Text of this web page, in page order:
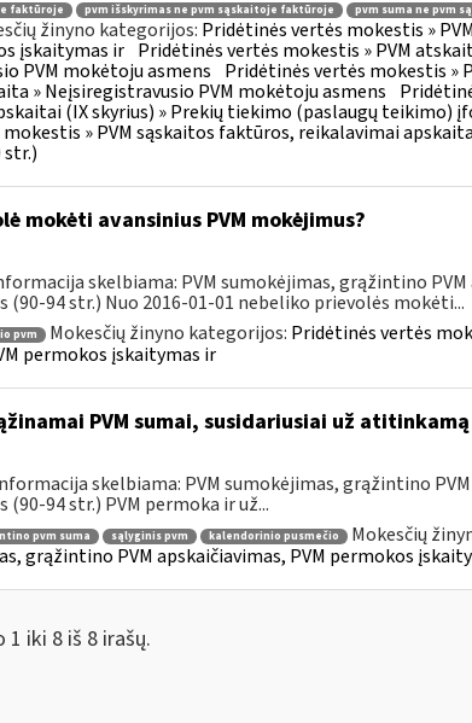
faktūroje pvm išskyrimas ne pvm sąskaitoje faktūroje
pvm suma ne pvm
žinyno kategorijos: Pridėtinės vertės mokestis »
įskaitymas ir Pridėtinės vertės mokestis » PVM
PVM mokėtoju asmens Pridėtinės vertės mokestis »
» Neįsiregistravusio PVM mokėtoju asmens
(IX skyrius) » Prekių tiekimo (paslaugų teikimo)
» PVM sąskaitos faktūros, reikalavimai
mokėti avansinius PVM mokėjimus?
skelbiama: PVM sumokėjimas, grąžintino PVM
94 str.) Nuo 2016-01-01 nebeliko prievolės mokėti...
pvm Mokesčių žinyno kategorijos: Pridėtinės vertės
permokos įskaitymas ir
PVM sumai, susidariusiai už
skelbiama: PVM sumokėjimas, grąžintino
94 str.) PVM permoka ir už...
pvm suma sąlyginis pvm kalendorinio pusmečio Mokesčių
grąžintino PVM apskaičiavimas, PVM permokos
1 iki 8 iš 8 irašų.